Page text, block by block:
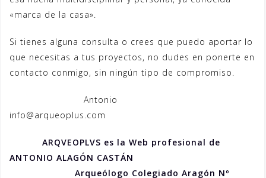
«marca de la casa».
Si tienes alguna consulta o crees que puedo aportar lo
que necesitas a tus proyectos, no dudes en ponerte en
contacto conmigo, sin ningún tipo de compromiso.
Antonio
info@arqueoplus.com
ARQVEOPLVS es la Web profesional de
ANTONIO ALAGÓN CASTÁN
Arqueólogo Colegiado Aragón Nº